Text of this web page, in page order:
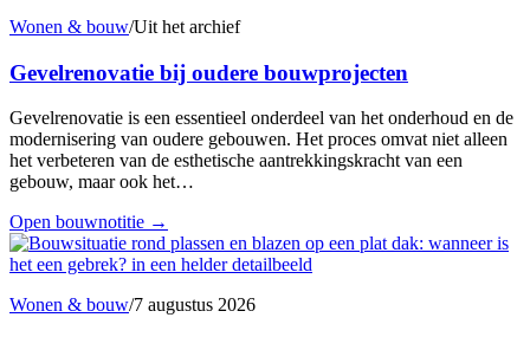
Wonen & bouw/Uit het archief
Gevelrenovatie bij oudere bouwprojecten
Gevelrenovatie is een essentieel onderdeel van het onderhoud en de
modernisering van oudere gebouwen. Het proces omvat niet alleen
het verbeteren van de esthetische aantrekkingskracht van een
gebouw, maar ook het…
Open bouwnotitie →
Wonen & bouw/7 augustus 2026